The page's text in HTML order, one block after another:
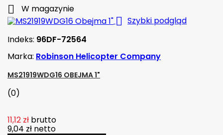
 W magazynie
 Szybki podgląd
Indeks: 96DF-72564
Marka: Robinson Helicopter Company
MS21919WDG16 OBEJMA 1"
(0)
11,12 zł brutto
9,04 zł netto